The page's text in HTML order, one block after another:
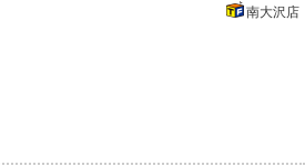
南大沢店